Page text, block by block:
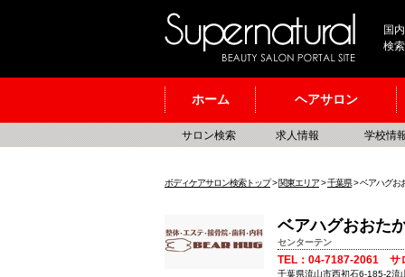
国
検
ホーム ヘアサロン
サロン検索 求人情報 学校情
ボディケアサロン検索トップ>関東エリア>千葉県> ベアハグお
ベアハグおおた
センターテン
TEL：04-7187-2061 サ
千葉県流山市西初石6-185-2流